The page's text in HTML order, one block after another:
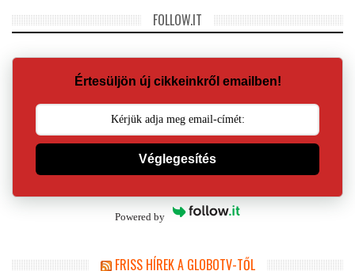
FOLLOW.IT
Értesüljön új cikkeinkről emailben!
Véglegesítés
Powered by
FRISS HÍREK A GLOBOTV-TŐL